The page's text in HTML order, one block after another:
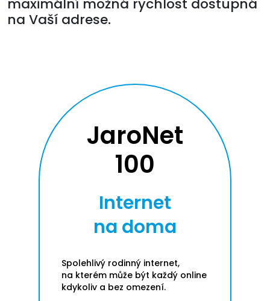
maximální možná rychlost dostupná
na Vaší adrese.
JaroNet
100
Internet
na doma
Spolehlivý rodinný internet,
na kterém může být každý online
kdykoliv a bez omezení.